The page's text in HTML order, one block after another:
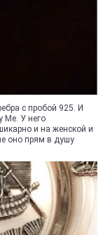
с пробой 925. И
Me. У него
и на женской и
оно прям в душу